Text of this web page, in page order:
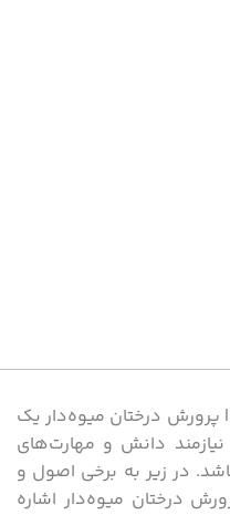
درختان میوه‌دار یک
دانش و مهارت‌های
در زیر به برخی اصول و
درختان میوه‌دار اشاره